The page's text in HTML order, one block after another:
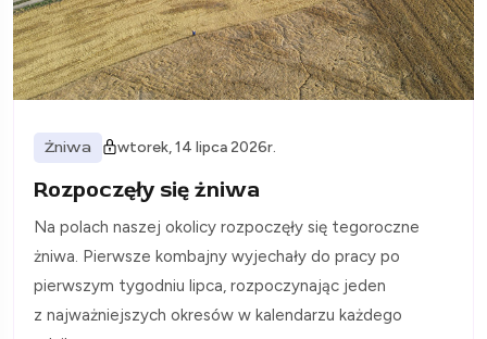
Żniwa wtorek, 14 lipca 2026r.
Rozpoczęły się żniwa
Na polach naszej okolicy rozpoczęły się tegoroczne
żniwa. Pierwsze kombajny wyjechały do pracy po
pierwszym tygodniu lipca, rozpoczynając jeden
z najważniejszych okresów w kalendarzu każdego